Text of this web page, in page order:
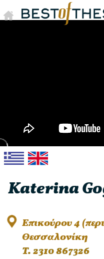
Katerina
Επικούρου 4
Θεσσαλονίκη
T. 2310 867326